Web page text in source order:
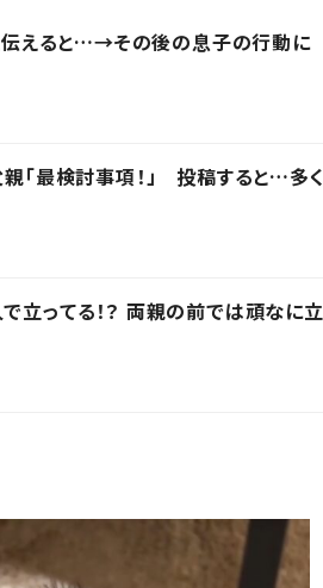
伝えると…→その後の息子の行動に
「最検討事項！」 投稿すると…多く
ってる！？ 両親の前では頑なに立